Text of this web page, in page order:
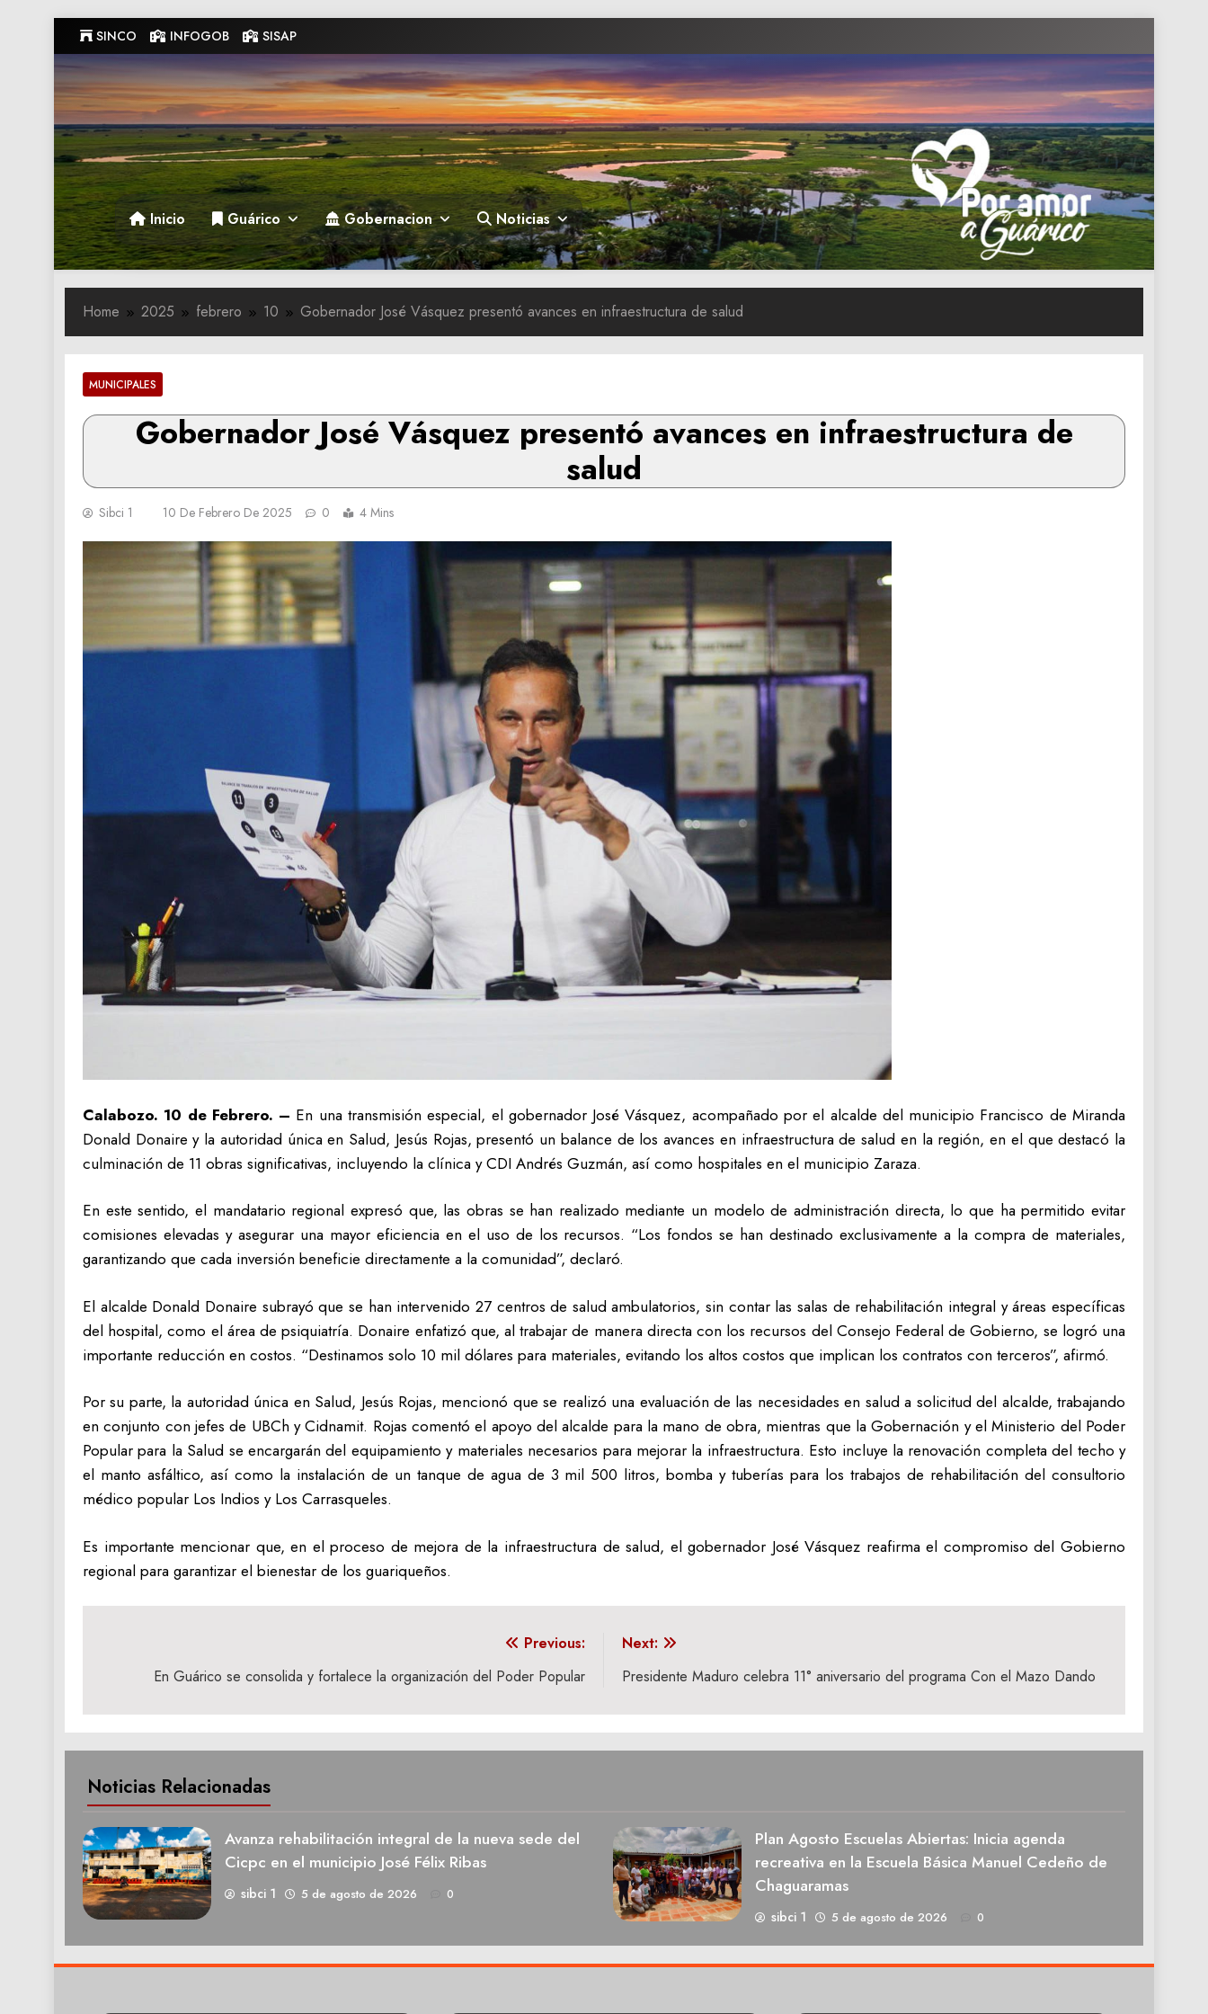
to
content
SINCO INFOGOB SISAP
Gobernacion de Guarico
Gobernacion de Guarico
Inicio Guárico Gobernacion Noticias
Home 2025 febrero 10 Gobernador José Vásquez presentó avances en infraestructura de salud
MUNICIPALES
Gobernador José Vásquez presentó avances en infraestructura de
salud
Sibci 1 10 De Febrero De 2025 0 4 Mins
Calabozo. 10 de Febrero. – En una transmisión especial, el gobernador José Vásquez, acompañado por el alcalde del municipio Francisco de Miranda
Donald Donaire y la autoridad única en Salud, Jesús Rojas, presentó un balance de los avances en infraestructura de salud en la región, en el que destacó la
culminación de 11 obras significativas, incluyendo la clínica y CDI Andrés Guzmán, así como hospitales en el municipio Zaraza.
En este sentido, el mandatario regional expresó que, las obras se han realizado mediante un modelo de administración directa, lo que ha permitido evitar
comisiones elevadas y asegurar una mayor eficiencia en el uso de los recursos. “Los fondos se han destinado exclusivamente a la compra de materiales,
garantizando que cada inversión beneficie directamente a la comunidad”, declaró.
El alcalde Donald Donaire subrayó que se han intervenido 27 centros de salud ambulatorios, sin contar las salas de rehabilitación integral y áreas específicas
del hospital, como el área de psiquiatría. Donaire enfatizó que, al trabajar de manera directa con los recursos del Consejo Federal de Gobierno, se logró una
importante reducción en costos. “Destinamos solo 10 mil dólares para materiales, evitando los altos costos que implican los contratos con terceros”, afirmó.
Por su parte, la autoridad única en Salud, Jesús Rojas, mencionó que se realizó una evaluación de las necesidades en salud a solicitud del alcalde, trabajando
en conjunto con jefes de UBCh y Cidnamit. Rojas comentó el apoyo del alcalde para la mano de obra, mientras que la Gobernación y el Ministerio del Poder
Popular para la Salud se encargarán del equipamiento y materiales necesarios para mejorar la infraestructura. Esto incluye la renovación completa del techo y
el manto asfáltico, así como la instalación de un tanque de agua de 3 mil 500 litros, bomba y tuberías para los trabajos de rehabilitación del consultorio
médico popular Los Indios y Los Carrasqueles.
Es importante mencionar que, en el proceso de mejora de la infraestructura de salud, el gobernador José Vásquez reafirma el compromiso del Gobierno
regional para garantizar el bienestar de los guariqueños.
entradas
Previous:
En Guárico se consolida y fortalece la organización del Poder Popular
Next:
Presidente Maduro celebra 11° aniversario del programa Con el Mazo Dando
Noticias Relacionadas
Avanza rehabilitación integral de la nueva sede del
Cicpc en el municipio José Félix Ribas
sibci 1 5 de agosto de 2026 0
Plan Agosto Escuelas Abiertas: Inicia agenda
recreativa en la Escuela Básica Manuel Cedeño de
Chaguaramas
sibci 1 5 de agosto de 2026 0